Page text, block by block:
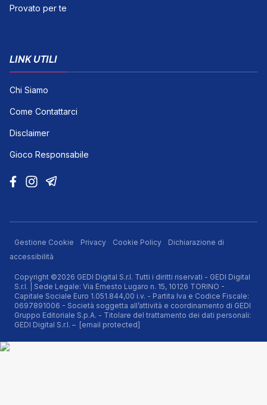
Provato per te
LINK UTILI
Chi Siamo
Come Contattarci
Disclaimer
Gioco Responsabile
Gestione Cookie Privacy Cookie Policy
Dichiarazione di
accessibilità
Copyright ©2026 GEDI Digital S.r.l. Tutti i diritti riservati - GEDI Digital
S.r.l. | Sede Legale: Via Ernesto Lugaro n. 15, 10126 TORINO -
Capitale Sociale Euro 1.051.844,00 i.v. - Partita Iva e Codice Fiscale:
0697891006 - Società soggetta all’attività e coordinamento di GEDI
Gruppo Editoriale S.p.A. - Titolare del trattamento dei dati personali:
GEDI Digital S.r.l. – [email protected]